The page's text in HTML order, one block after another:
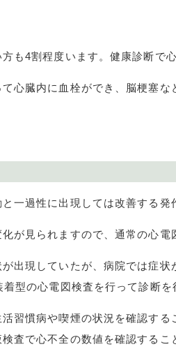
も4割程度います。健康診断で
心臓内に血栓ができ、脳梗塞
一過性に出現しては改善する発
が見られますので、通常の心電
出現していたが、病院では症
着型の心電図検査を行って診断を
習慣病や喫煙の状況を確認す
査で心不全の数値を確認するこ